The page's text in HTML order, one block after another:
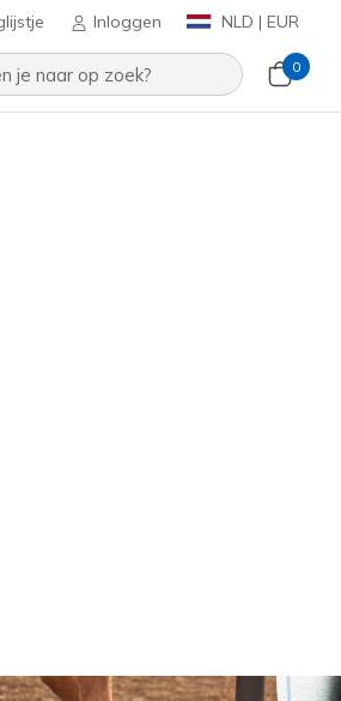
Inloggen NLD | EUR
0